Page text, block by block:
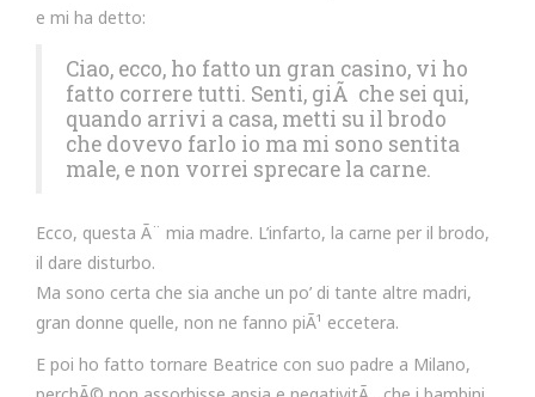
e mi ha detto:
Ciao, ecco, ho fatto un gran casino, vi ho
fatto correre tutti. Senti, giÃ che sei qui,
quando arrivi a casa, metti su il brodo
che dovevo farlo io ma mi sono sentita
male, e non vorrei sprecare la carne.
Ecco, questa Ã¨ mia madre. L’infarto, la carne per il brodo,
il dare disturbo.
Ma sono certa che sia anche un po’ di tante altre madri,
gran donne quelle, non ne fanno piÃ¹ eccetera.
E poi ho fatto tornare Beatrice con suo padre a Milano,